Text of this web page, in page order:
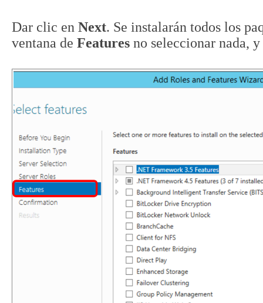
Dar clic en Next. Se instalarán todos los
ventana de Features no seleccionar nada,